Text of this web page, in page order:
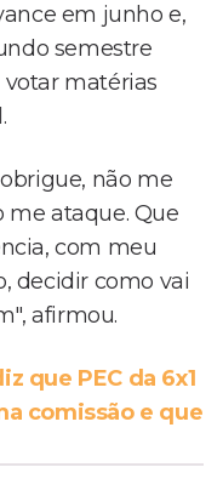
em junho e,
semestre
matérias
não me
me ataque. Que
com meu
decidir como vai
afirmou.
que PEC da 6x1
comissão e que